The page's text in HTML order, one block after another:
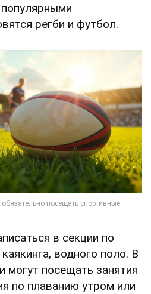
регби и футбол.
в секции по
водного поло. В
могут посещать занятия
по плаванию утром или